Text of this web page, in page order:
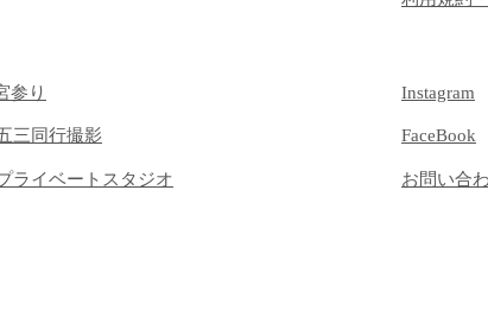
参り
三同行撮影
ライベートスタジオ
Instagram
FaceBook
お問い合